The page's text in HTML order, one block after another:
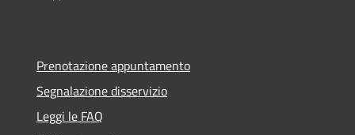
Prenotazione appuntamento
Segnalazione disservizio
Leggi le FAQ